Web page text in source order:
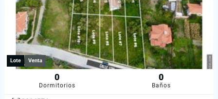
Lote Venta
0
Dormitorios
0
Baños